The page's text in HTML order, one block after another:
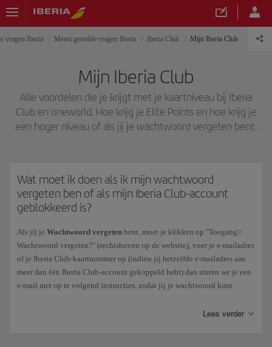
vragen Iberia Meest gestelde vragen Iberia Iberia Club Mijn Iberia Club
Mijn Iberia Club
Alle voordelen die je krijgt met je kaartniveau bij Iberia
Club en oneworld. Hoe krijg je Elite Points en hoe krijg je
een hoger niveau of als jij je wachtwoord vergeten bent.
Wat moet ik doen als ik mijn wachtwoord
vergeten ben of als mijn Iberia Club-account
geblokkeerd is?
Als jij je Wachtwoord vergeten bent, moet je klikken op "Toegang>
Wachtwoord vergeten?" (rechtsboven op de website), voer je e-mailadres
of je Iberia Club-kaartnummer op (indien jij hetzelfde e-mailadres aan
meer dan één Iberia Club-account gekoppeld hebt) dan sturen we je een
e-mail met op te volgend instructies, zodat jij je wachtwoord kunt
en dat je het beste vooraf de geschiedenis en de wachtwoorden van je
Lees verder